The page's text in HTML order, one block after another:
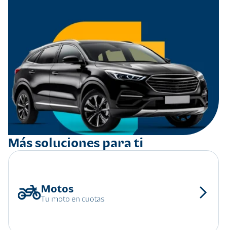
Más soluciones para ti
Tu moto en cuotas